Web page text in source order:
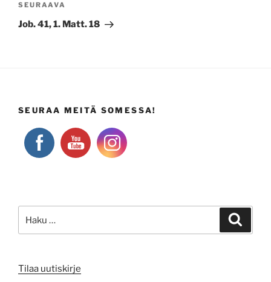
Seuraava
artikkeli
SEURAAVA
Job. 41, 1. Matt. 18
SEURAA MEITÄ SOMESSA!
Tilaa uutiskirje